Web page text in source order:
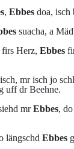
, Ebbes doa, isch
suacha, a
firs Herz, Ebbes
mr isch jo
uff dr Beehne.
mrEbbes,
längschd Ebbes